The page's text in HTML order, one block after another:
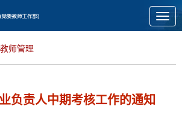
教师管理
负责人中期考核工作的通知